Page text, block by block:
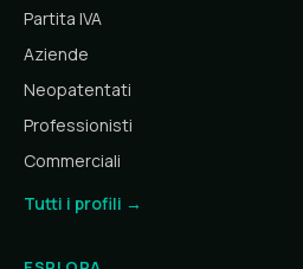
Partita IVA
Aziende
Neopatentati
Professionisti
Commerciali
Tutti i profili →